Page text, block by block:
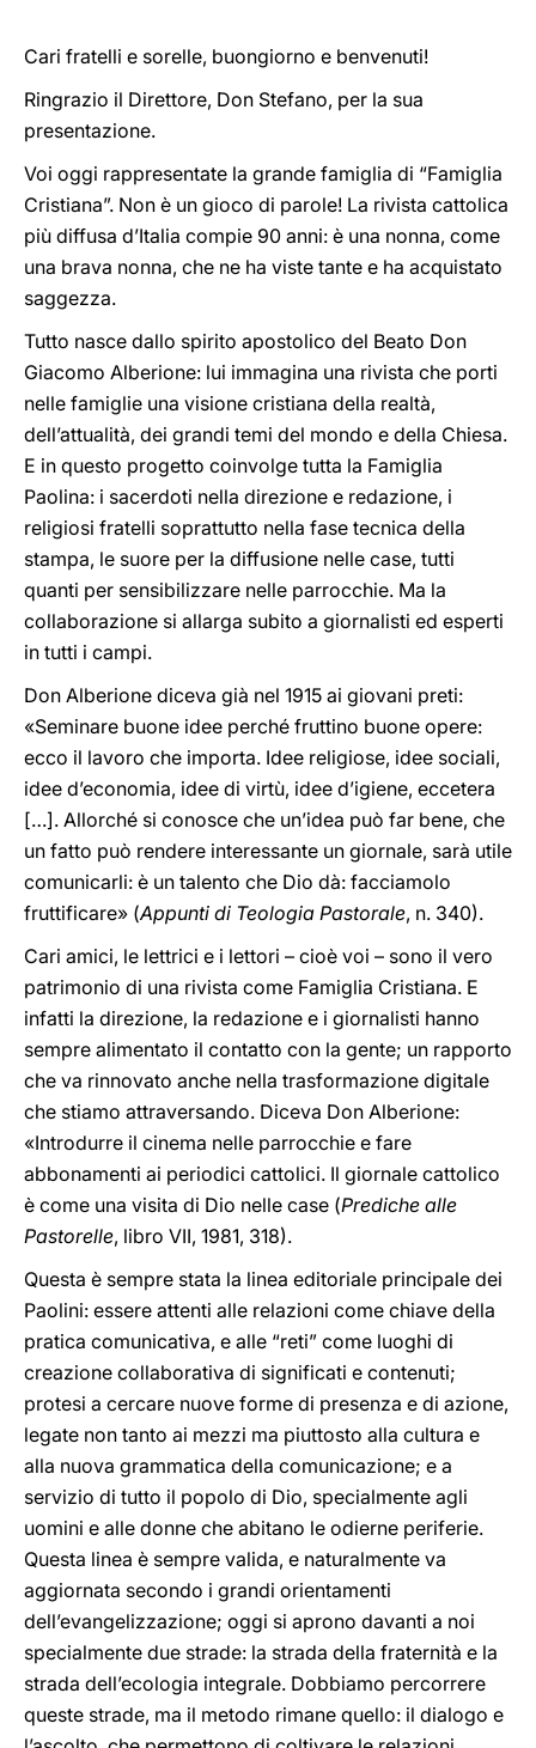
Cari fratelli e sorelle, buongiorno e benvenuti!
Ringrazio il Direttore, Don Stefano, per la sua
presentazione.
Voi oggi rappresentate la grande famiglia di “Famiglia
Cristiana”. Non è un gioco di parole! La rivista cattolica
più diffusa d’Italia compie 90 anni: è una nonna, come
una brava nonna, che ne ha viste tante e ha acquistato
saggezza.
Tutto nasce dallo spirito apostolico del Beato Don
Giacomo Alberione: lui immagina una rivista che porti
nelle famiglie una visione cristiana della realtà,
dell’attualità, dei grandi temi del mondo e della Chiesa.
E in questo progetto coinvolge tutta la Famiglia
Paolina: i sacerdoti nella direzione e redazione, i
religiosi fratelli soprattutto nella fase tecnica della
stampa, le suore per la diffusione nelle case, tutti
quanti per sensibilizzare nelle parrocchie. Ma la
collaborazione si allarga subito a giornalisti ed esperti
in tutti i campi.
Don Alberione diceva già nel 1915 ai giovani preti:
«Seminare buone idee perché fruttino buone opere:
ecco il lavoro che importa. Idee religiose, idee sociali,
idee d’economia, idee di virtù, idee d’igiene, eccetera
[…]. Allorché si conosce che un’idea può far bene, che
un fatto può rendere interessante un giornale, sarà utile
comunicarli: è un talento che Dio dà: facciamolo
fruttificare» (Appunti di Teologia Pastorale, n. 340).
Cari amici, le lettrici e i lettori – cioè voi – sono il vero
patrimonio di una rivista come Famiglia Cristiana. E
infatti la direzione, la redazione e i giornalisti hanno
sempre alimentato il contatto con la gente; un rapporto
che va rinnovato anche nella trasformazione digitale
che stiamo attraversando. Diceva Don Alberione:
«Introdurre il cinema nelle parrocchie e fare
abbonamenti ai periodici cattolici. Il giornale cattolico
è come una visita di Dio nelle case (Prediche alle
Pastorelle, libro VII, 1981, 318).
Questa è sempre stata la linea editoriale principale dei
Paolini: essere attenti alle relazioni come chiave della
pratica comunicativa, e alle “reti” come luoghi di
creazione collaborativa di significati e contenuti;
protesi a cercare nuove forme di presenza e di azione,
legate non tanto ai mezzi ma piuttosto alla cultura e
alla nuova grammatica della comunicazione; e a
servizio di tutto il popolo di Dio, specialmente agli
uomini e alle donne che abitano le odierne periferie.
Questa linea è sempre valida, e naturalmente va
aggiornata secondo i grandi orientamenti
dell’evangelizzazione; oggi si aprono davanti a noi
specialmente due strade: la strada della fraternità e la
strada dell’ecologia integrale. Dobbiamo percorrere
queste strade, ma il metodo rimane quello: il dialogo e